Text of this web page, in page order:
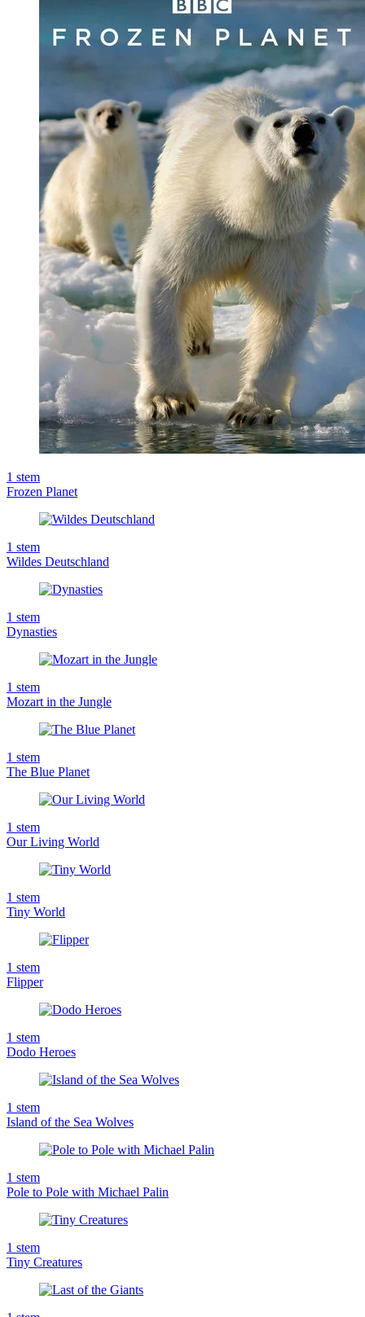
1 stem
Frozen Planet
1 stem
Wildes Deutschland
1 stem
Dynasties
1 stem
Mozart in the Jungle
1 stem
The Blue Planet
1 stem
Our Living World
1 stem
Tiny World
1 stem
Flipper
1 stem
Dodo Heroes
1 stem
Island of the Sea Wolves
1 stem
Pole to Pole with Michael Palin
1 stem
Tiny Creatures